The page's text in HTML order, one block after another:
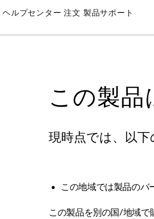
Skip
Main
ヘルプセンター 注文 製品サポート
この製
現時点では、以
この地域では製品のバ
この製品を別の国/地域で